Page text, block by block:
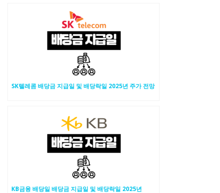
SK텔레콤 배당금 지급일 및 배당락일 2025년 주가 전망
KB금융 배당일 배당금 지급일 및 배당락일 2025년